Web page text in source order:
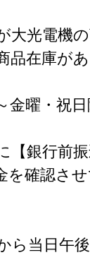
光電機
在庫が
曜・祝日
銀行前
を確認さ
ら当日午